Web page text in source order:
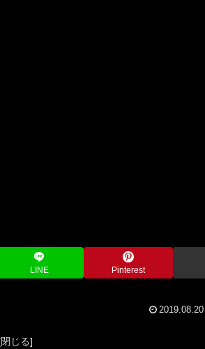
LINE Pinterest
2019.08.20